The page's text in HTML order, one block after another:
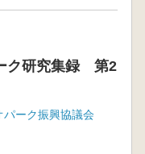
ク研究集録 第2
パーク振興協議会